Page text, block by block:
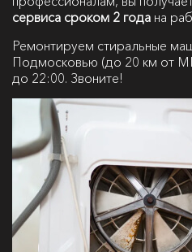
сервиса сроком 2 года на
Ремонтируем стиральные
Подмосковью (до 20 км от
до 22:00. Звоните!